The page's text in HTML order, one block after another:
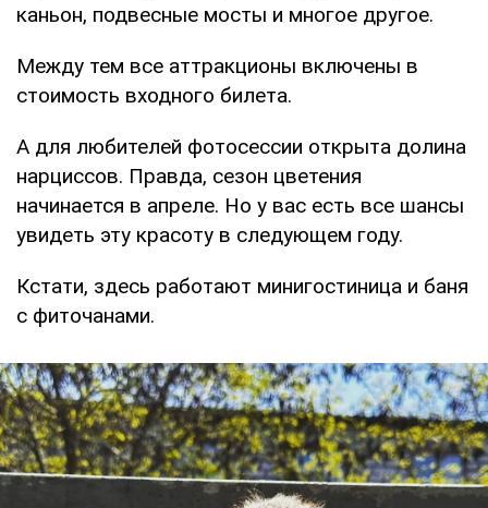
каньон, подвесные мосты и многое другое.
Между тем все аттракционы включены в
стоимость входного билета.
А для любителей фотосессии открыта долина
нарциссов. Правда, сезон цветения
начинается в апреле. Но у вас есть все шансы
увидеть эту красоту в следующем году.
Кстати, здесь работают минигостиница и баня
с фиточанами.